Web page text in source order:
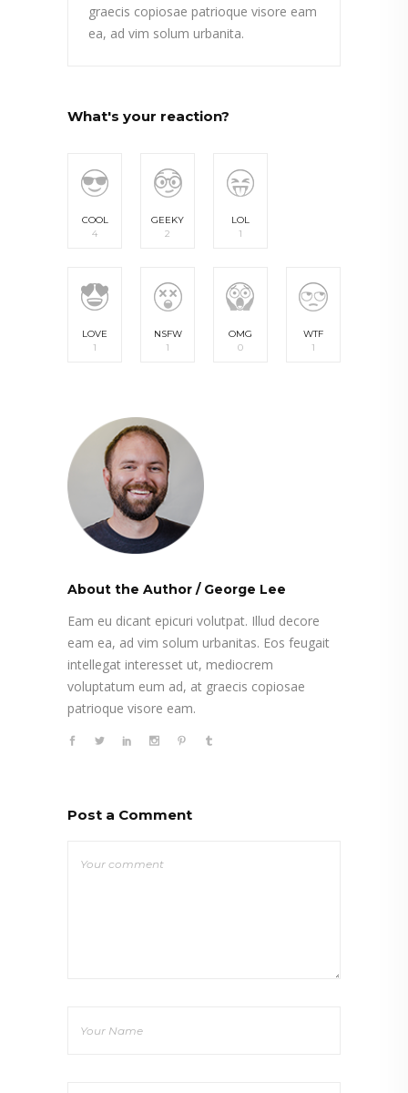
graecis copiosae patrioque visore eam
ea, ad vim solum urbanita.
What's your reaction?
COOL
4
GEEKY
2
LOL
1
LOVE
1
NSFW
1
OMG
0
WTF
1
About the Author / George Lee
Eam eu dicant epicuri volutpat. Illud decore
eam ea, ad vim solum urbanitas. Eos feugait
intellegat interesset ut, mediocrem
voluptatum eum ad, at graecis copiosae
patrioque visore eam.
Post a Comment